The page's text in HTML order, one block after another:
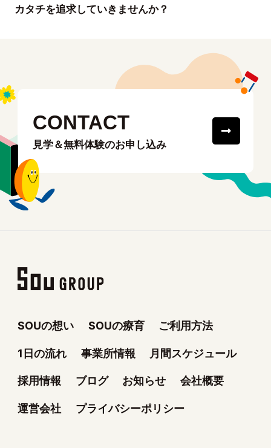
カタチを追求していきませんか？
CONTACT
見学＆無料体験のお申し込み
SOUの想い SOUの療育 ご利用方法
1日の流れ 事業所情報 月間スケジュール
採用情報 ブログ お知らせ 会社概要
運営会社 プライバシーポリシー